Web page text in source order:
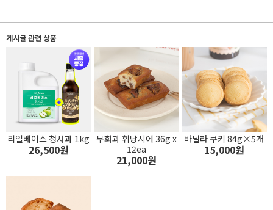
게시글 관련 상품
리얼베이스 청사과 1kg
26,500원
무화과 휘낭시에 36g x
12ea
21,000원
바닐라 쿠키 84g×5개
15,000원